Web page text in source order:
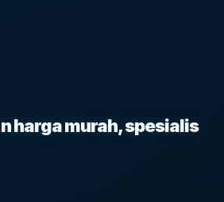
harga murah, spesialis